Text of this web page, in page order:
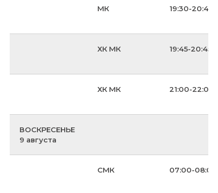
МК 19:30-20:45
ХК МК 19:45-20:45
ХК МК 21:00-22:00
ВОСКРЕСЕНЬЕ
9 августа
СМК 07:00-08:00